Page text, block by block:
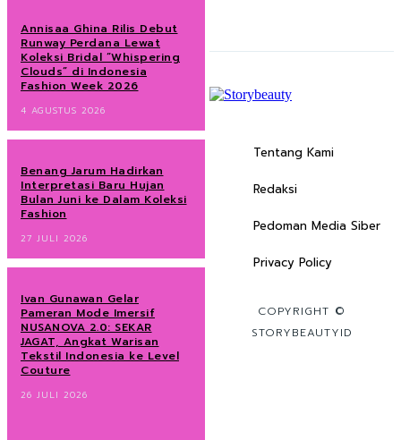
Annisaa Ghina Rilis Debut
Runway Perdana Lewat
Koleksi Bridal “Whispering
Clouds” di Indonesia
Fashion Week 2026
4 AGUSTUS 2026
Benang Jarum Hadirkan
Interpretasi Baru Hujan
Bulan Juni ke Dalam Koleksi
Fashion
27 JULI 2026
Ivan Gunawan Gelar
Pameran Mode Imersif
NUSANOVA 2.0: SEKAR
JAGAT, Angkat Warisan
Tekstil Indonesia ke Level
Couture
26 JULI 2026
Tentang Kami
Redaksi
Pedoman Media Siber
Privacy Policy
COPYRIGHT ©
STORYBEAUTYID